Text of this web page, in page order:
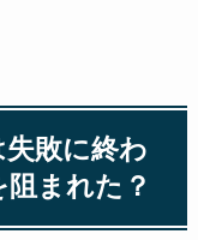
敗に終わ
まれた？